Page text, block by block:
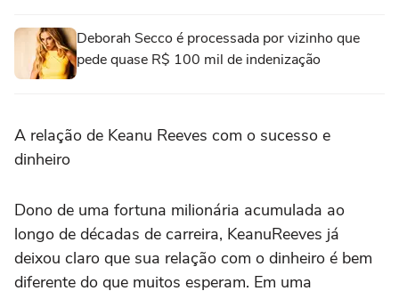
Deborah Secco é processada por vizinho que
pede quase R$ 100 mil de indenização
A relação de Keanu Reeves com o sucesso e
dinheiro
Dono de uma fortuna milionária acumulada ao
longo de décadas de carreira, KeanuReeves já
deixou claro que sua relação com o dinheiro é bem
diferente do que muitos esperam. Em uma